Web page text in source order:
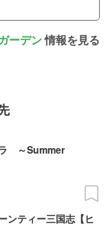
ーデン情報を見る
ラ ～Summer
ンティー三国志【ヒ